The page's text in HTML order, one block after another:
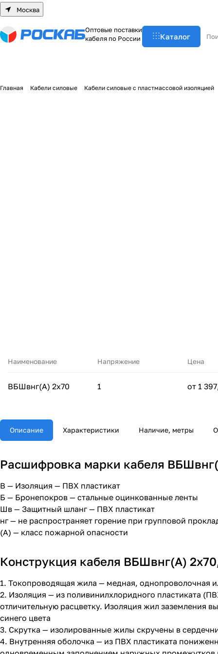
Москва
Оптовые поставки
кабеля по России Каталог
Главная Кабели силовые Кабели силовые с пластмассовой изоляцией
Наименование Напряжение Цена
ВБШвнг(А) 2х70 1 от 1
Описание Характеристики Наличие, метры
Расшифровка марки кабеля
В — Изоляция — ПВХ пластикат
Б — Бронепокров — стальные оцинкованные ленты
Шв — Защитный шланг — ПВХ пластикат
нг — не распространяет горение при групповой
(А) — класс пожарной опасности
Конструкция кабеля ВБШвнг(А)
1. Токопроводящая жила — медная, однопроволочная
2. Изоляция — из поливинилхлоридного пластиката
отличительную расцветку. Изоляция жил заземления
синего цвета
3. Скрутка — изолированные жилы скручены в
4. Внутренняя оболочка — из ПВХ пластиката